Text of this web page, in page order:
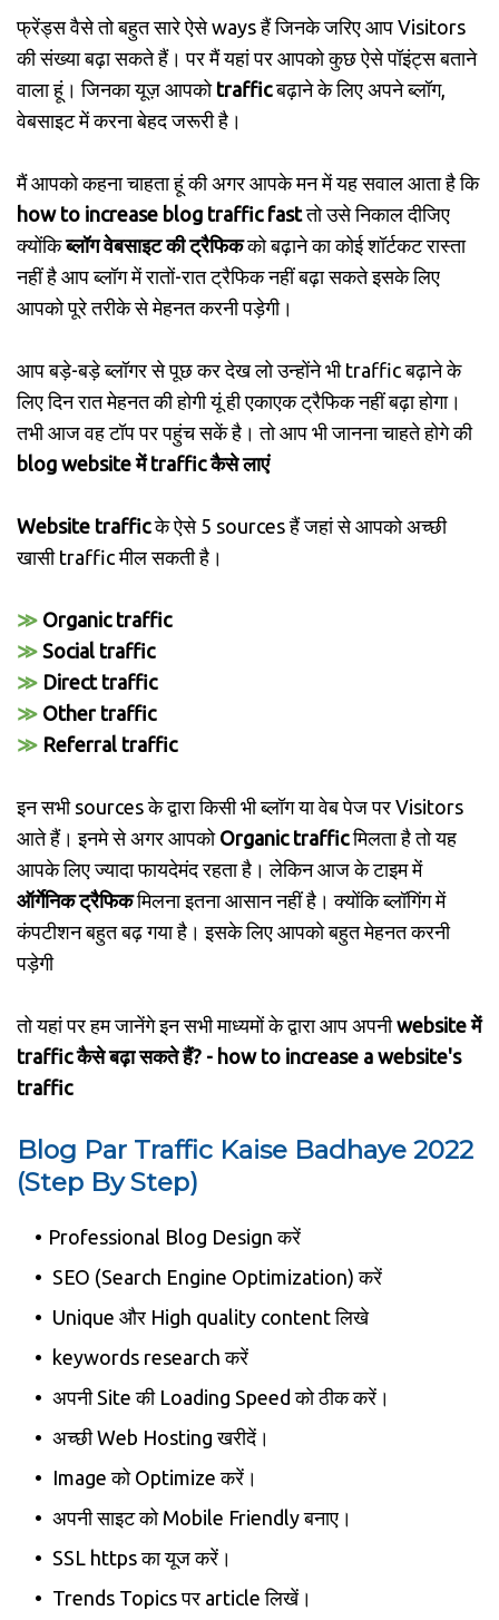
फ्रेंड्स वैसे तो बहुत सारे ऐसे ways हैं जिनके जरिए आप Visitors
की संख्या बढ़ा सकते हैं। पर मैं यहां पर आपको कुछ ऐसे पॉइंट्स बताने
वाला हूं। जिनका यूज़ आपको trafficबढ़ाने के लिए अपने ब्लॉग,
वेबसाइट में करना बेहद जरूरी है।
मैं आपको कहना चाहता हूं की अगर आपके मन में यह सवाल आता है कि
how to increase blog traffic fastतो उसे निकाल दीजिए
क्योंकिब्लॉग वेबसाइट की ट्रैफिकको बढ़ाने का कोई शॉर्टकट रास्ता
नहीं है आप ब्लॉग में रातों-रात ट्रैफिक नहीं बढ़ा सकते इसके लिए
आपको पूरे तरीके से मेहनत करनी पड़ेगी।
आप बड़े-बड़े ब्लॉगर से पूछ कर देख लो उन्होंने भी traffic बढ़ाने के
लिए दिन रात मेहनत की होगी यूं ही एकाएक ट्रैफिक नहीं बढ़ा होगा।
तभी आज वह टॉप पर पहुंच सकें है। तो आप भी जानना चाहते होगे की
blog website में traffic कैसे लाएं
Website trafficके ऐसे 5 sources हैं जहां से आपको अच्छी
खासी traffic मील सकती है।
≫ Organic traffic
≫ Social traffic
≫ Direct traffic
≫ Other traffic
≫ Referral traffic
इन सभी sources के द्वारा किसी भी ब्लॉग या वेब पेज पर Visitors
आते हैं। इनमे से अगर आपको Organic trafficमिलता है तो यह
आपके लिए ज्यादा फायदेमंद रहता है। लेकिन आज के टाइम में
ऑर्गेनिक ट्रैफिकमिलना इतना आसान नहीं है। क्योंकि ब्लॉगिंग में
कंपटीशन बहुत बढ़ गया है। इसके लिए आपको बहुत मेहनत करनी
पड़ेगी
तो यहां पर हम जानेंगे इन सभी माध्यमों के द्वारा आप अपनीwebsite में
traffic कैसे बढ़ा सकते हैं? - how to increase a website's
traffic
Blog Par Traffic Kaise Badhaye 2022
(Step By Step)
Professional Blog Design करें
SEO (Search Engine Optimization) करें
Unique और High quality content लिखे
keywords research करें
अपनी Site की Loading Speed को ठीक करें।
अच्छी Web Hosting खरीदें।
Image को Optimize करें।
अपनी साइट को Mobile Friendly बनाए।
SSL https का यूज करें।
Trends Topics पर article लिखें।